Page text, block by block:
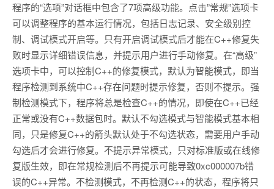
程序的“选项”对话框中包含了7项高级功能。点击”常规”选项卡
可以调整程序的基本运行情况，包括日志记录、安全级别控
制、调试模式开启等。只有开启调试模式后才能在C++修复失
败时显示详细错误信息，并提示用户进行手动修复。在“高级”
选项卡中，可以控制C++的修复模式，默认为智能模式，即当
程序检测到系统中C++存在问题时提示修复，否则不提示。强
制检测模式下，程序将总是检查C++的情况，即使在C++已经
正常或没有C++数据包时。默认不勾选模式与智能模式基本相
同，只是修复C++的箭头默认处于不勾选状态，需要用户手动
勾选后才会进行修复。不提示异常模式，只对标准版或在线修
复版生效，即在常规检测后不再提示可能导致0xc000007b错
误的C++异常。不检测模式，不再检测C++的状态，程序将只